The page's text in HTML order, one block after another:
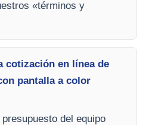
«términos y
cotización en línea de
pantalla a color
del equipo